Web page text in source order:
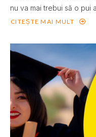
nu va mai trebui să o pui
CITEȘTE MAI MULT